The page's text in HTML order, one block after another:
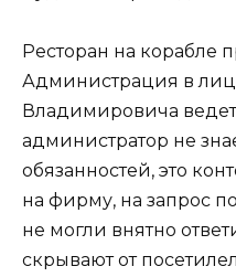
Ресторан на корабле
Администрация в
Владимировича
администратор не
обязанностей, это
на фирму, на запрос
не могли внятно
скрывают от